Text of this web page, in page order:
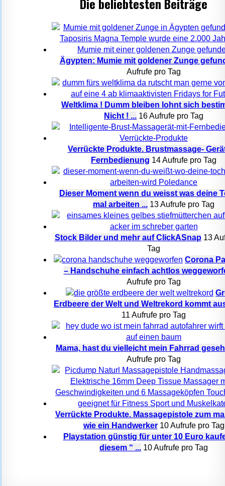
Ägypten: Mumie mit goldener Zunge
Aufrufe pro Tag
Weltklima ! Dumm bleiben lohnt sich
Nicht ! ... 16 Aufrufe pro Tag
Verrückte Produkte. Brustmassage-
Fernbedienung 14 Aufrufe pro Tag
Dieser Moment wenn du weisst was deine
mal arbeiten ... 13 Aufrufe pro Tag
Stock Bilder und mehr auf ClickASnap 13
Tag
Corona
– Handschuhe einfach achtlos
Aufrufe pro Tag
Erdbeere der Welt und Weltrekord kommt
11 Aufrufe pro Tag
Mama, hast du vielleicht mein Fahrrad
Aufrufe pro Tag
Verrückte Produkte. Massagepistole zum
wie ein Handwerker 10 Aufrufe pro Tag
Playstation günstig für unter 10 Euro
diesem “ ... 10 Aufrufe pro Tag